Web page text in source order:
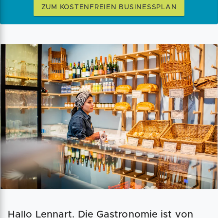
ZUM KOSTENFREIEN BUSINESSPLAN
Hallo Lennart. Die Gastronomie ist von